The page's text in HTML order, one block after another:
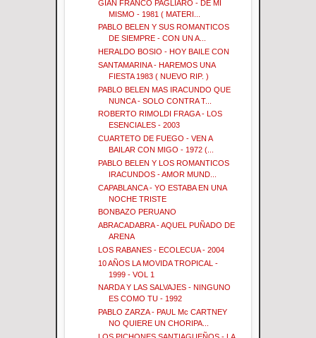
GIAN FRANCO PAGLIARO - DE MI
MISMO - 1981 ( MATERI...
PABLO BELEN Y SUS ROMANTICOS
DE SIEMPRE - CON UN A...
HERALDO BOSIO - HOY BAILE CON
SANTAMARINA - HAREMOS UNA
FIESTA 1983 ( NUEVO RIP. )
PABLO BELEN MAS IRACUNDO QUE
NUNCA - SOLO CONTRA T...
ROBERTO RIMOLDI FRAGA - LOS
ESENCIALES - 2003
CUARTETO DE FUEGO - VEN A
BAILAR CON MIGO - 1972 (...
PABLO BELEN Y LOS ROMANTICOS
IRACUNDOS - AMOR MUND...
CAPABLANCA - YO ESTABA EN UNA
NOCHE TRISTE
BONBAZO PERUANO
ABRACADABRA - AQUEL PUÑADO DE
ARENA
LOS RABANES - ECOLECUA - 2004
10 AÑOS LA MOVIDA TROPICAL -
1999 - VOL 1
NARDA Y LAS SALVAJES - NINGUNO
ES COMO TU - 1992
PABLO ZARZA - PAUL Mc CARTNEY
NO QUIERE UN CHORIPA...